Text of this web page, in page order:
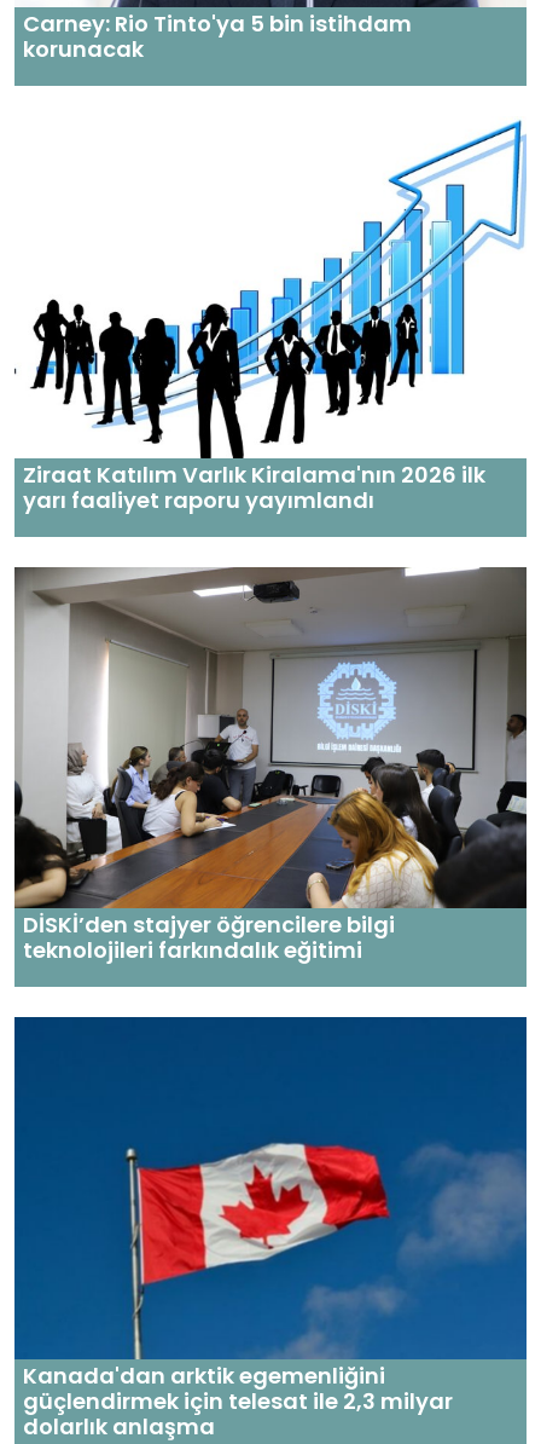
Carney: Rio Tinto'ya 5 bin istihdam
korunacak
Ziraat Katılım Varlık Kiralama'nın 2026 ilk
yarı faaliyet raporu yayımlandı
DİSKİ’den stajyer öğrencilere bilgi
teknolojileri farkındalık eğitimi
Kanada'dan arktik egemenliğini
güçlendirmek için telesat ile 2,3 milyar
dolarlık anlaşma